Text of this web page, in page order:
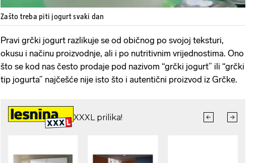
Zašto treba piti jogurt svaki dan
Pravi grčki jogurt razlikuje se od običnog po svojoj teksturi,
okusu i načinu proizvodnje, ali i po nutritivnim vrijednostima. Ono
što se kod nas često prodaje pod nazivom “grčki jogurt” ili “grčki
tip jogurta” najčešće nije isto što i autentični proizvod iz Grčke.